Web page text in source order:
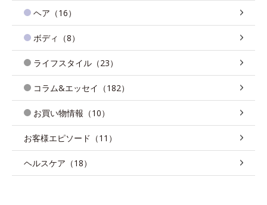
ヘア（16）
ボディ（8）
ライフスタイル（23）
コラム&エッセイ（182）
お買い物情報（10）
お客様エピソード（11）
ヘルスケア（18）